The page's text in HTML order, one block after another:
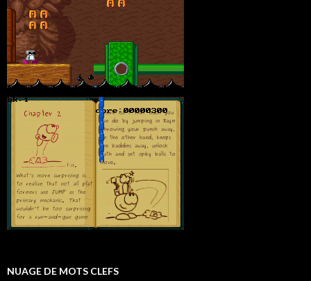
NUAGE DE MOTS CLEFS